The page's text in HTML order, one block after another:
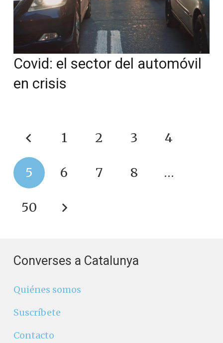
Covid: el sector del automóvil
en crisis
1 2 3 4
5 6 7 8 …
50
Converses a Catalunya
Quiénes somos
Suscríbete
Contacto